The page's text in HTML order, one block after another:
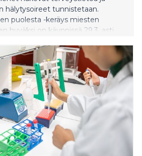
hälytysoireet tunnistetaan.
puolesta -keräys miesten
hyväksi on käynnissä 29.3. asti.